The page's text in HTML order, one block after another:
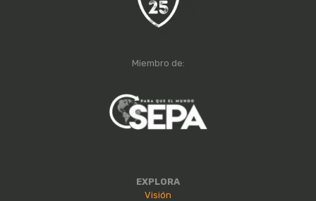
Miembro de:
EXPLORA
Visión